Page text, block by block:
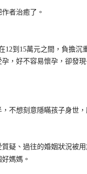
者治癒了。
到15萬元之間，負擔沉
，好不容易懷孕，卻發
想刻意隱瞞孩子身世，
、過往的婚姻狀況被
媽媽。